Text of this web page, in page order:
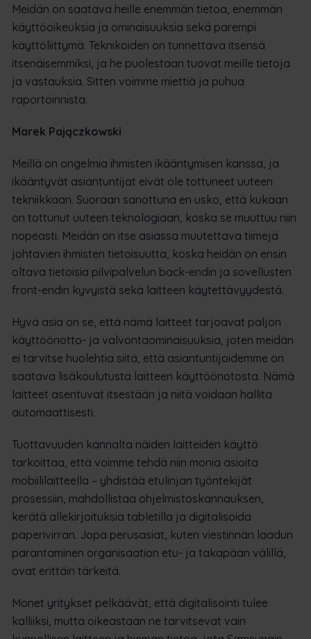
Meidän on saatava heille enemmän tietoa, enemmän
käyttöoikeuksia ja ominaisuuksia sekä parempi
käyttöliittymä. Teknikoiden on tunnettava itsensä
itsenäisemmiksi, ja he puolestaan tuovat meille tietoja
ja vastauksia. Sitten voimme miettiä ja puhua
raportoinnista.
Marek Pajączkowski
Meillä on ongelmia ihmisten ikääntymisen kanssa, ja
ikääntyvät asiantuntijat eivät ole tottuneet uuteen
tekniikkaan. Suoraan sanottuna en usko, että kukaan
on tottunut uuteen teknologiaan, koska se muuttuu niin
nopeasti. Meidän on itse asiassa muutettava tiimejä
johtavien ihmisten tietoisuutta, koska heidän on ensin
oltava tietoisia pilvipalvelun back-endin ja sovellusten
front-endin kyvyistä sekä laitteen käytettävyydestä.
Hyvä asia on se, että nämä laitteet tarjoavat paljon
käyttöönotto- ja valvontaominaisuuksia, joten meidän
ei tarvitse huolehtia siitä, että asiantuntijoidemme on
saatava lisäkoulutusta laitteen käyttöönotosta. Nämä
laitteet asentuvat itsestään ja niitä voidaan hallita
automaattisesti.
Tuottavuuden kannalta näiden laitteiden käyttö
tarkoittaa, että voimme tehdä niin monia asioita
mobiililaitteella – yhdistää etulinjan työntekijät
prosessiin, mahdollistaa ohjelmistoskannauksen,
kerätä allekirjoituksia tabletilla ja digitalisoida
paperivirran. Jopa perusasiat, kuten viestinnän laadun
parantaminen organisaation etu- ja takapään välillä,
ovat erittäin tärkeitä.
Monet yritykset pelkäävät, että digitalisointi tulee
kalliiksi, mutta oikeastaan ne tarvitsevat vain